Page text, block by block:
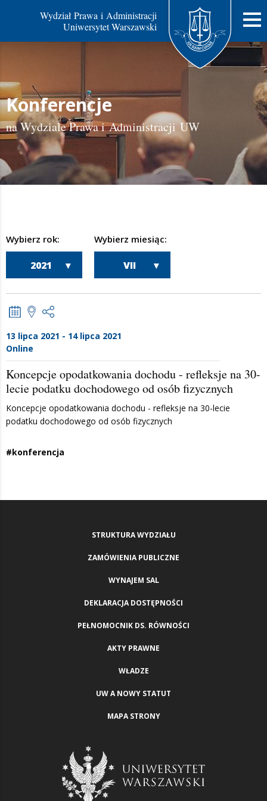
Wydział Prawa i Administracji
Uniwersytet Warszawski
Konferencje
na Wydziale Prawa i Administracji UW
Wybierz rok:
2021
Wybierz miesiąc:
VII
13 lipca 2021 - 14 lipca 2021
Online
Koncepcje opodatkowania dochodu - refleksje na 30-
lecie podatku dochodowego od osób fizycznych
Koncepcje opodatkowania dochodu - refleksje na 30-lecie
podatku dochodowego od osób fizycznych
#konferencja
STRUKTURA WYDZIAŁU
ZAMÓWIENIA PUBLICZNE
WYNAJEM SAL
DEKLARACJA DOSTĘPNOŚCI
PEŁNOMOCNIK DS. RÓWNOŚCI
AKTY PRAWNE
WŁADZE
UW A NOWY STATUT
MAPA STRONY